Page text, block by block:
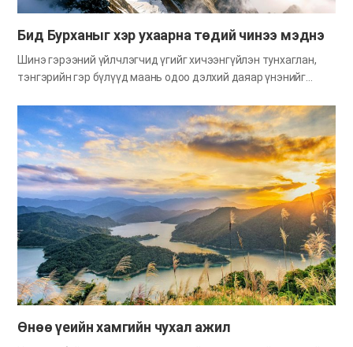
хялбархан хийчихдэг, мэдээжийн юм шиг санагддаг зүйлс…
Бид Бурханыг хэр ухаарна төдий чинээ мэднэ
Шинэ гэрээний үйлчлэгчид үгийг хичээнгүйлэн тунхаглан,
тэнгэрийн гэр бүлүүд маань одоо дэлхий даяар үнэнийг
тарааж л байвал тэдэнд газар, байршил огт хамаагүй байдаг.
Солонгост ч, гадаадад ч ялгаагүй зарим нь нисэх онгоцонд,
зарим нь хөлөг онгоцонд, зарим нь армид алба хашиж
байхдаа, зарим нь янз бүрийн нөхцөл байдалд гээд сайн
мэдээг хичээнгүйлэн тунхаглаж байна. Газар дээр, тэнгист
болон агаарт ч, хаа байсан ч тэд Бурханы үгийг хүчтэйгээр
тунхаглаж, сайн мэдээний ажил түргэн биелж байна. Сионы
олон ард түмэн үнэн рүү хөтлөгдөж байгаа билээ. Тэдний
дунд үнэнийг шуудхан ойлгодог хүмүүс байхад Бурхан энэ
газар яагаад махан биеэр ирснийг ухаарахдаа удаан хүмүүс
ч бий. Одоо “Бид Бурханыг хэр ухаарна төдий чинээ мэднэ”
гэсэн сэдвээр…
Өнөө үеийн хамгийн чухал ажил